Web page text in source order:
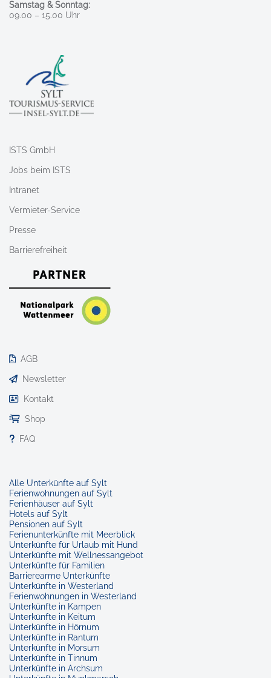
Samstag & Sonntag:
09.00 – 15.00 Uhr
ISTS GmbH
Jobs beim ISTS
Intranet
Vermieter-Service
Presse
Barrierefreiheit
AGB
Newsletter
Kontakt
Shop
FAQ
Alle Unterkünfte auf Sylt
Ferienwohnungen auf Sylt
Ferienhäuser auf Sylt
Hotels auf Sylt
Pensionen auf Sylt
Ferienunterkünfte mit Meerblick
Unterkünfte für Urlaub mit Hund
Unterkünfte mit Wellnessangebot
Unterkünfte für Familien
Barrierearme Unterkünfte
Unterkünfte in Westerland
Ferienwohnungen in Westerland
Unterkünfte in Kampen
Unterkünfte in Keitum
Unterkünfte in Hörnum
Unterkünfte in Rantum
Unterkünfte in Morsum
Unterkünfte in Tinnum
Unterkünfte in Archsum